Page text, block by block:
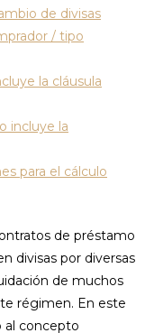
de divisas
/ tipo
la cláusula
incluye la
para el cálculo
de préstamo
divisas por diversas
de muchos
régimen. En este
al concepto